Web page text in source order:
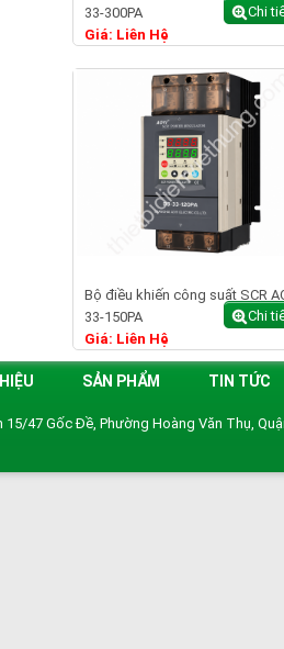
33-300PA
Giá: Liên Hệ
Chi
Bộ điều khiến công suất SCR
33-150PA
Giá: Liên Hệ
Chi
SẢN PHẨM TIN TỨC
15/47 Gốc Đề, Phường Hoàng Văn Thụ,